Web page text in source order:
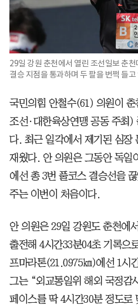
29일 강원 춘천에서 열린 조선일보 춘
결승 지점을 통과하며 두 팔을 번쩍 들
국민의힘 안철수(61) 의원이
조선·대한육상연맹 공동 주최
다. 최근 일각에서 제기된 심장
재웠다. 안 의원은 그동안 독일
에선 총 3번 풀코스 결승선을
주는 이번이 처음이다.
안 의원은 29일 강원도 춘천에
출전해 4시간33분04초 기록으
프마라톤(21.0975㎞)에선 1시
그는 “외교통일위 해외 국정감
페이스를 딱 4시간30분 정도로